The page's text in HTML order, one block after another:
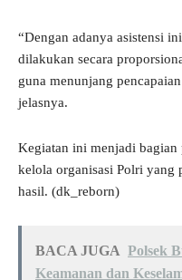
“Dengan adanya asistensi
dilakukan secara
guna menunjang
jelasnya.
Kegiatan ini menjadi bagian
kelola organisasi Polri yang
hasil. (dk_reborn)
BACA JUGA Polsek
Keamanan dan